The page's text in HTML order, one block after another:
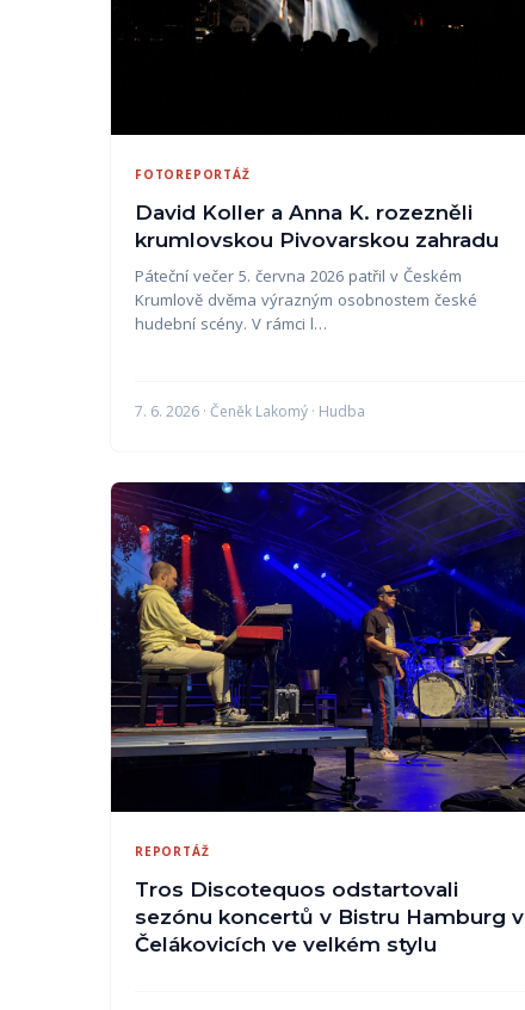
FOTOREPORTÁŽ
David Koller a Anna K. rozezněli
krumlovskou Pivovarskou zahradu
Páteční večer 5. června 2026 patřil v Českém
Krumlově dvěma výrazným osobnostem české
hudební scény. V rámci l…
7. 6. 2026 · Čeněk Lakomý · Hudba
REPORTÁŽ
Tros Discotequos odstartovali
sezónu koncertů v Bistru Hamburg v
Čelákovicích ve velkém stylu